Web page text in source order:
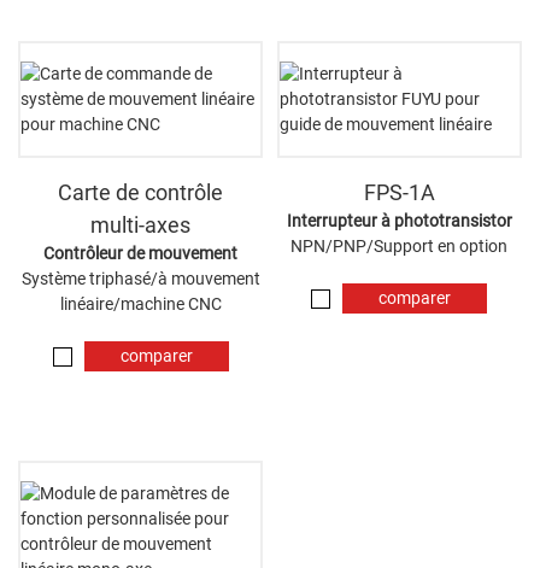
Carte de contrôle
multi-axes
Contrôleur de mouvement
Système triphasé/à mouvement
linéaire/machine CNC
comparer
FPS-1A
Interrupteur à phototransistor
NPN/PNP/Support en option
comparer